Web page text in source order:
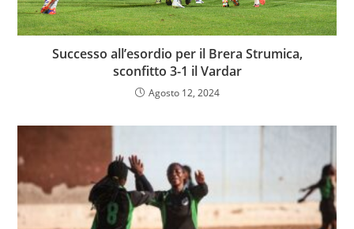
Successo all’esordio per il Brera Strumica,
sconfitto 3-1 il Vardar
Agosto 12, 2024